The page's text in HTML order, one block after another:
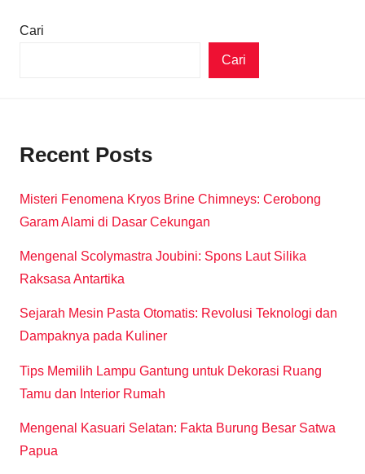
Cari
Cari
Recent Posts
Misteri Fenomena Kryos Brine Chimneys: Cerobong
Garam Alami di Dasar Cekungan
Mengenal Scolymastra Joubini: Spons Laut Silika
Raksasa Antartika
Sejarah Mesin Pasta Otomatis: Revolusi Teknologi dan
Dampaknya pada Kuliner
Tips Memilih Lampu Gantung untuk Dekorasi Ruang
Tamu dan Interior Rumah
Mengenal Kasuari Selatan: Fakta Burung Besar Satwa
Papua